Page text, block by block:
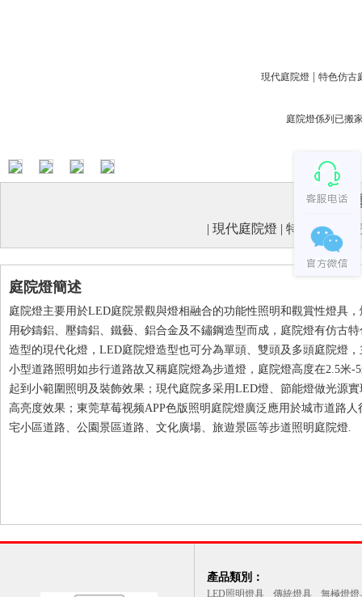
現代庭院燈 特色仿古
庭院燈係列已搬
| 現代庭院燈 | 特色仿古庭
庭院燈簡述
庭院燈主要用於LED庭院景觀與燈相融合的功能性照明和觀賞性燈具
用砂鑄鋁、壓鑄鋁、鐵藝、鋁合金及不鏽鋼造型而成，庭院燈有仿古
造型的現代化燈，LED庭院燈造型也可分為單頭、雙頭及多頭庭院燈
小型道路照明如步行道路故又稱庭院燈為步道燈，庭院燈高度在2.5米-
起到小範圍照明及裝飾效果；現代庭院多采用LED燈、節能燈做光源
高亮度效果；東莞草莓视频APP色版照明庭院燈廣泛應用於城市道路人
宅小區道路、公園景區道路、文化廣場、旅遊景區等步道照明庭院燈.
產品類別：
LED照明燈具 傳統燈具 無極燈燈